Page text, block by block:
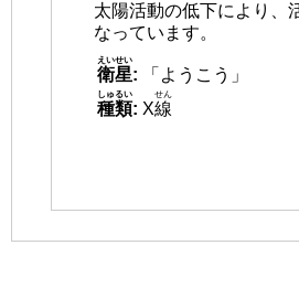
太陽活動の低下により、
なっています。
衛星
えいせい
:
「ようこう」
種類
しゅるい
: X線
せん